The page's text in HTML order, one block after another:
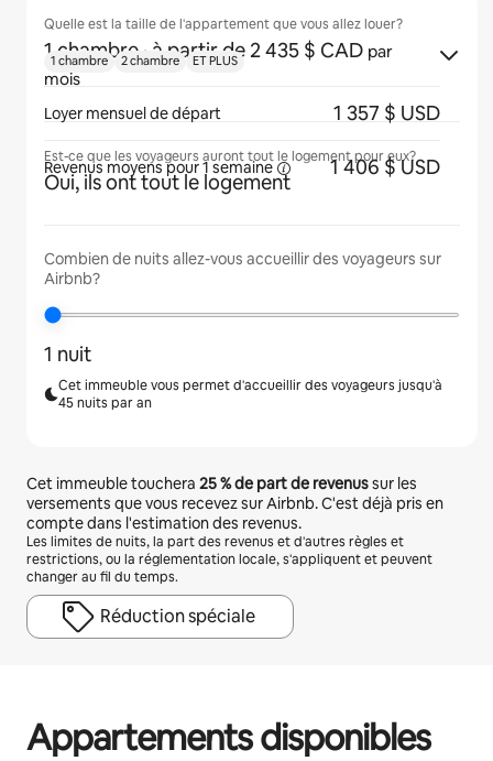
Quelle est la taille de l'appartement que vous allez louer?
1 chambre · à partir de 2 435 $ CAD par
mois
Est-ce que les voyageurs auront tout le logement pour eux?
Oui, ils ont tout le logement
Combien de nuits allez-vous accueillir des voyageurs sur
Airbnb?
1 nuit
Cet immeuble vous permet d'accueillir des voyageurs jusqu'à
45 nuits par an
Cet immeuble touchera 25 %de part de revenussur les
versements que vous recevez sur Airbnb. C'est déjà pris en
compte dans l'estimation des revenus.
Les limites de nuits, la part des revenus et d'autres règles et
restrictions, ou la réglementation locale, s'appliquent et peuvent
changer au fil du temps.
Réduction spéciale
Appartements disponibles
1 chambre 2 chambre ET PLUS
Loyer mensuel de départ 1 357 $ USD
Revenus moyens pour1 semaine 1 406 $ USD